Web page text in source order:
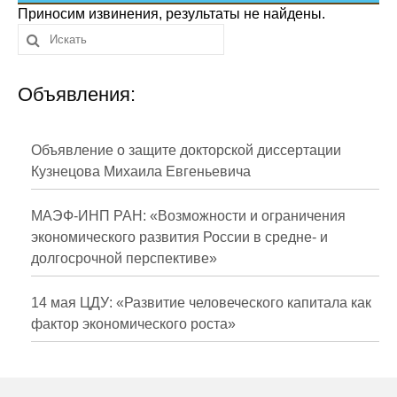
Сотрудники
Отчетность
Противодействие коррупции
Публикации
Научная жизнь
Издания
Проблемы прогнозирования
О журнале
Приносим извинения, результаты не найдены.
Объявления:
Объявление о защите докторской диссертации
Кузнецова Михаила Евгеньевича
МАЭФ-ИНП РАН: «Возможности и ограничения
экономического развития России в средне- и
долгосрочной перспективе»
14 мая ЦДУ: «Развитие человеческого капитала как
фактор экономического роста»